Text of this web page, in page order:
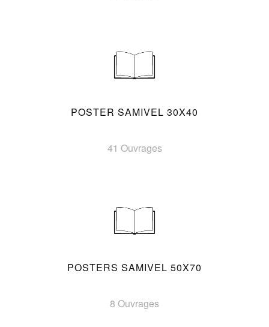
POSTER SAMIVEL 30X40
41 Ouvrages
POSTERS SAMIVEL 50X70
8 Ouvrages